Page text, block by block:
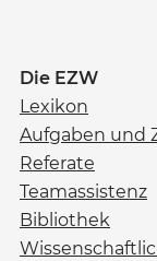
Die EZW
Lexikon
Aufgaben und
Referate
Teamassistenz
Bibliothek